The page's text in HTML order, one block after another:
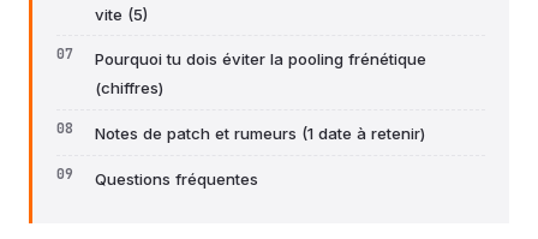
vite (5)
Pourquoi tu dois éviter la pooling frénétique
(chiffres)
Notes de patch et rumeurs (1 date à retenir)
Questions fréquentes